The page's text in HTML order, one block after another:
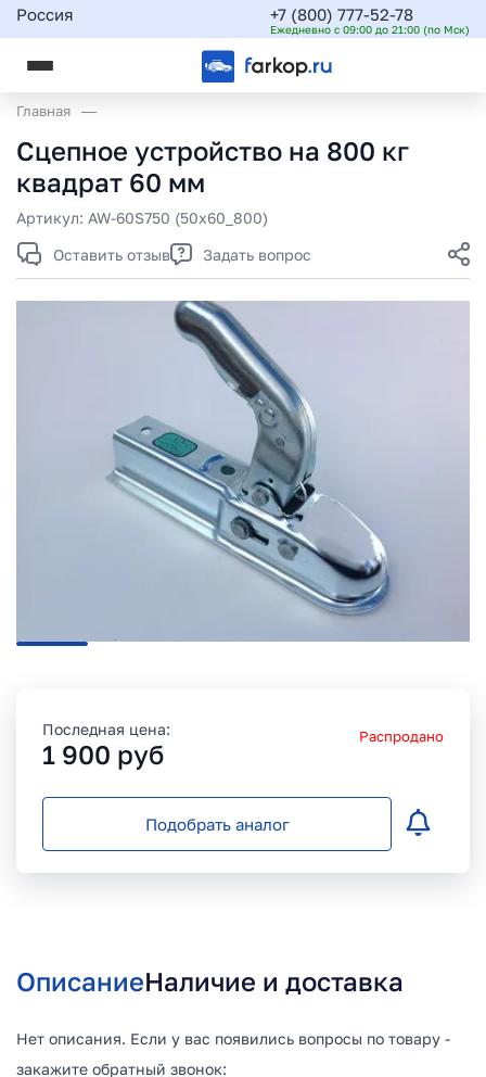
Россия +7 (800) 777-52-78
Ежедневно с 09:00 до 21:00 (по Мск)
Главная
Сцепное устройство на 800 кг
квадрат 60 мм
Артикул: AW-60S750 (50x60_800)
Оставить отзыв
Задать вопрос
Последная цена:
1 900 руб
Распродано
Подобрать аналог
ОписаниеНаличие и доставка
Нет описания. Если у вас появились вопросы по товару -
закажите обратный звонок: